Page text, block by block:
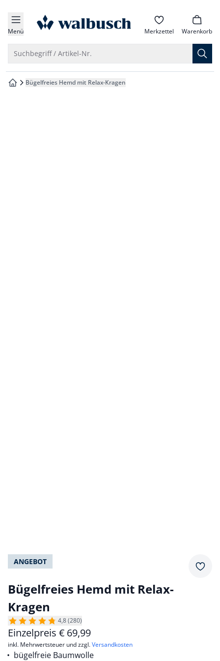
springen
springen
springen
springen
Menü zur Startseite Merkzettel Warenkorb
Suchbegriff / Artikel-Nr.
zur Startseite
Bügelfreies Hemd mit Relax-Kragen
ANGEBOT
Bügelfreies Hemd mit Relax-
Kragen
4,8 (280)
Einzelpreis € 69,99
inkl. Mehrwertsteuer und zzgl.Versandkosten
bügelfreie Baumwolle